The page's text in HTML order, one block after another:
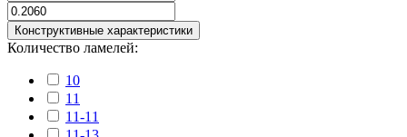
Конструктивные характеристики
Количество ламелей:
10
11
11-11